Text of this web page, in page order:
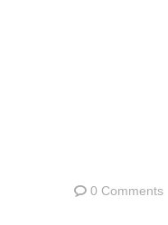
0 Comments